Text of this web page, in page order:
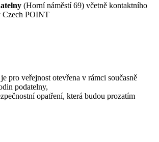
(Horní náměstí 69) včetně kontaktního
Czech POINT
pro veřejnost otevřena v rámci současně
podatelny,
opatření, která budou prozatím